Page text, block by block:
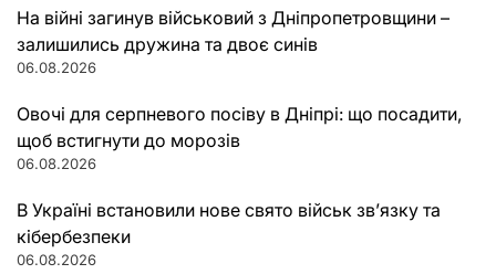
На війні загинув військовий з Дніпропетровщини –
залишились дружина та двоє синів
06.08.2026
Овочі для серпневого посіву в Дніпрі: що посадити,
щоб встигнути до морозів
06.08.2026
В Україні встановили нове свято військ зв’язку та
кібербезпеки
06.08.2026